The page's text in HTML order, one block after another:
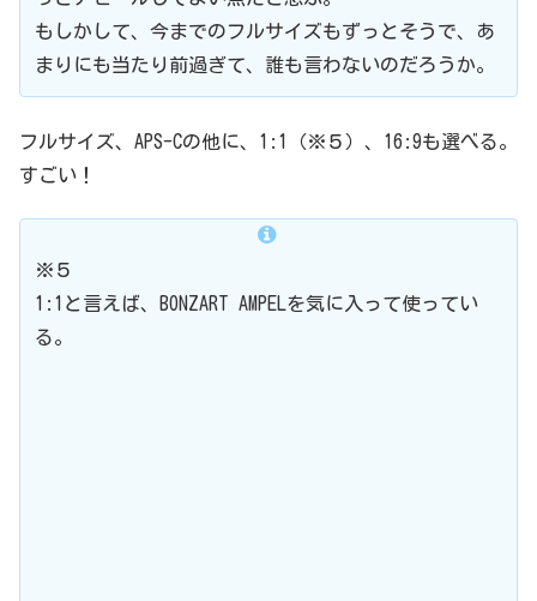
もしかして、今までのフルサイズもずっとそうで、あ
まりにも当たり前過ぎて、誰も言わないのだろうか。
フルサイズ、APS-Cの他に、1:1（※５）、16:9も選べる。
すごい！
※５
1:1と言えば、BONZART AMPELを気に入って使ってい
る。